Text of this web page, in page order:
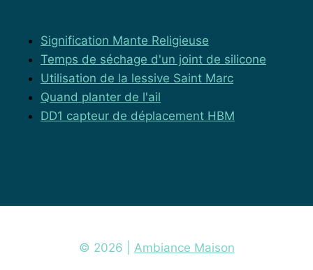
Signification Mante Religieuse
Temps de séchage d'un joint de silicone
Utilisation de la lessive Saint Marc
Quand planter de l'ail
DD1 capteur de déplacement HBM
© 2026 | Ambiance Maison